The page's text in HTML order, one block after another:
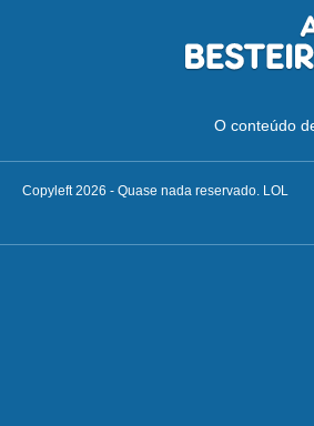
O conteúdo
Copyleft 2026 - Quase nada reservado. LOL